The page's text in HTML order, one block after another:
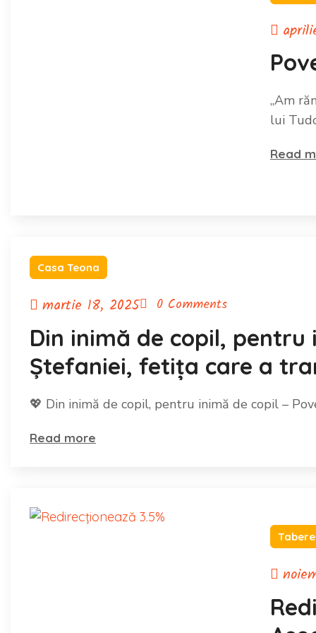
„Am
lui
Read
Casa Teona
martie 18, 2025 0 Comments
Din inimă de copil, pentru
Ștefaniei, fetița care a
generozitate!
💖 Din inimă de copil, pentru inimă de copil –
Read more